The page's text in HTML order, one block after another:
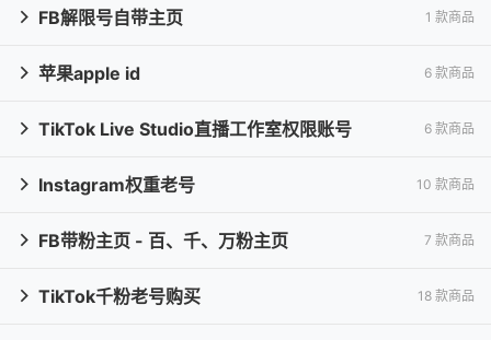
FB解限号自带主页 1 款商品

苹果apple id 6 款商品

TikTok Live Studio直播工作室权限账号 6 款商品

Instagram权重老号 10 款商品

FB带粉主页 - 百、千、万粉主页 7 款商品

TikTok千粉老号购买 18 款商品
